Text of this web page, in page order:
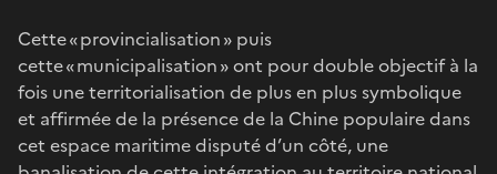
Cette « provincialisation » puis
cette « municipalisation » ont pour double objectif à la
fois une territorialisation de plus en plus symbolique
et affirmée de la présence de la Chine populaire dans
cet espace maritime disputé d’un côté, une